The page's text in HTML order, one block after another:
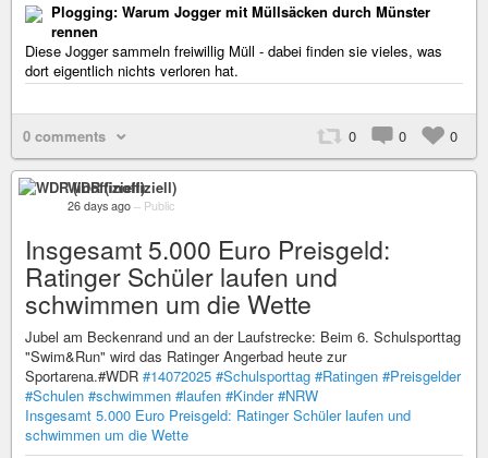
Plogging: Warum Jogger mit Müllsäcken durch Münster
rennen
Diese Jogger sammeln freiwillig Müll - dabei finden sie vieles, was
dort eigentlich nichts verloren hat.
0 comments 0 0 0
WDR (inoffiziell)
26 days ago – Public
Insgesamt 5.000 Euro Preisgeld:
Ratinger Schüler laufen und
schwimmen um die Wette
Jubel am Beckenrand und an der Laufstrecke: Beim 6. Schulsporttag
"Swim&Run" wird das Ratinger Angerbad heute zur
Sportarena.#WDR #14072025 #Schulsporttag #Ratingen #Preisgelder
#Schulen #schwimmen #laufen #Kinder #NRW
Insgesamt 5.000 Euro Preisgeld: Ratinger Schüler laufen und
schwimmen um die Wette